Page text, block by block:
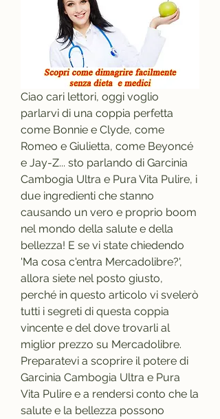
Ciao cari lettori, oggi voglio
parlarvi di una coppia perfetta
come Bonnie e Clyde, come
Romeo e Giulietta, come Beyoncé
e Jay-Z... sto parlando di Garcinia
Cambogia Ultra e Pura Vita Pulire, i
due ingredienti che stanno
causando un vero e proprio boom
nel mondo della salute e della
bellezza! E se vi state chiedendo
'Ma cosa c'entra Mercadolibre?',
allora siete nel posto giusto,
perché in questo articolo vi svelerò
tutti i segreti di questa coppia
vincente e del dove trovarli al
miglior prezzo su Mercadolibre.
Preparatevi a scoprire il potere di
Garcinia Cambogia Ultra e Pura
Vita Pulire e a rendersi conto che la
salute e la bellezza possono